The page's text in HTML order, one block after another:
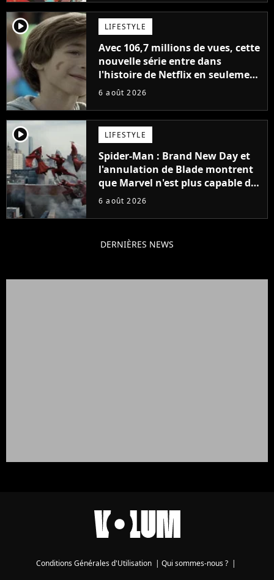
player2 LIFESTYLE
Avec 106,7 millions de vues, cette
nouvelle série entre dans
l'histoire de Netflix en seulement
48 jours
6 août 2026
player2 LIFESTYLE
Spider-Man : Brand New Day et
l'annulation de Blade montrent
que Marvel n'est plus capable de
faire quoi que ce soit de simple
6 août 2026
DERNIÈRES NEWS
Conditions Générales d'Utilisation | Qui sommes-nous ? |